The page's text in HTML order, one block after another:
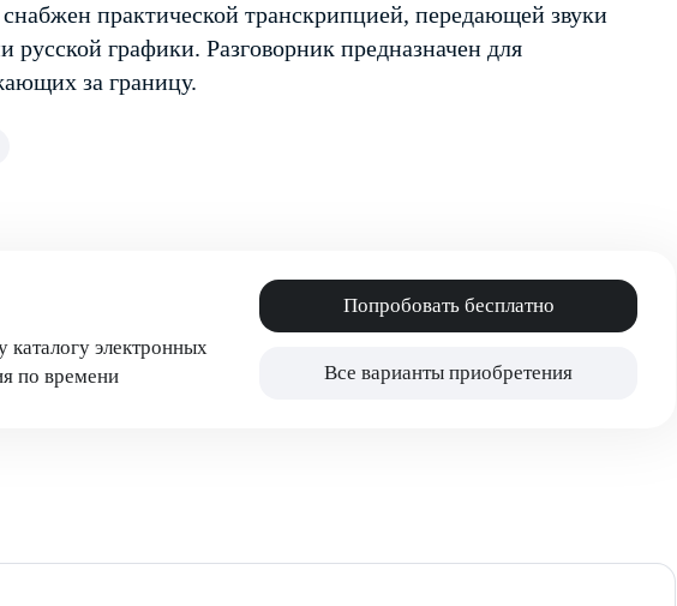
практической транскрипцией, передающей звуки
русской графики. Разговорник предназначен для
за границу.
электронных
по времени
Попробовать бесплатно
Все варианты приобретения